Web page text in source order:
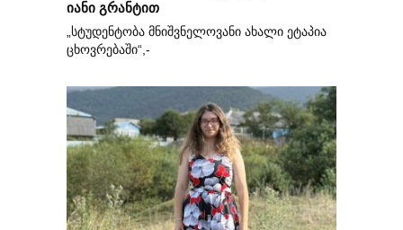
იანი გრანტით
„სტუდენტობა მნიშვნელოვანი ახალი ეტაპია
ცხოვრებაში“,-